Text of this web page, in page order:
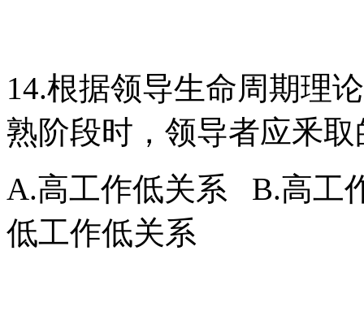
14.根据领导生命周期理
熟阶段时，领导者应釆
A.高工作低关系 B.高工
低工作低关系